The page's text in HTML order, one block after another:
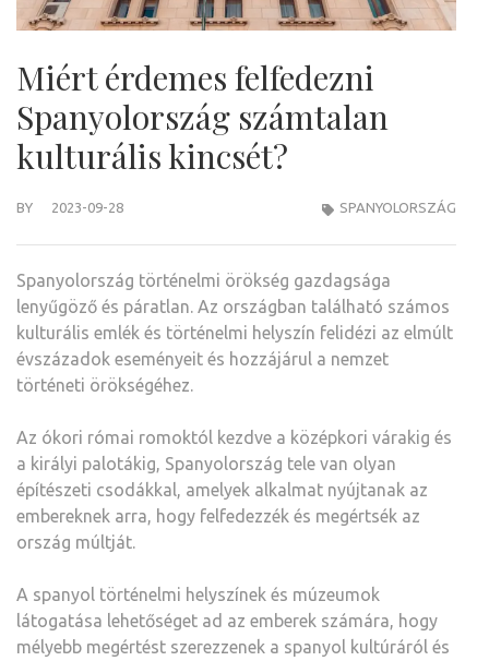
Miért érdemes felfedezni
Spanyolország számtalan
kulturális kincsét?
BY 2023-09-28 SPANYOLORSZÁG
Spanyolország történelmi örökség gazdagsága
lenyűgöző és páratlan. Az országban található számos
kulturális emlék és történelmi helyszín felidézi az elmúlt
évszázadok eseményeit és hozzájárul a nemzet
történeti örökségéhez.
Az ókori római romoktól kezdve a középkori várakig és
a királyi palotákig, Spanyolország tele van olyan
építészeti csodákkal, amelyek alkalmat nyújtanak az
embereknek arra, hogy felfedezzék és megértsék az
ország múltját.
A spanyol történelmi helyszínek és múzeumok
látogatása lehetőséget ad az emberek számára, hogy
mélyebb megértést szerezzenek a spanyol kultúráról és